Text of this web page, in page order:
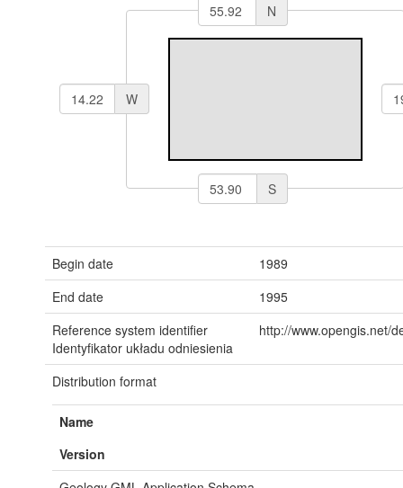
N
S
W
Begin date
1989
End date
1995
Reference system identifier
Identyfikator układu odniesienia
http://www.opengis.net/
Distribution format
Name
Version